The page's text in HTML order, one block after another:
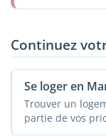
Continuez
Se loger en
Trouver un
partie de vos